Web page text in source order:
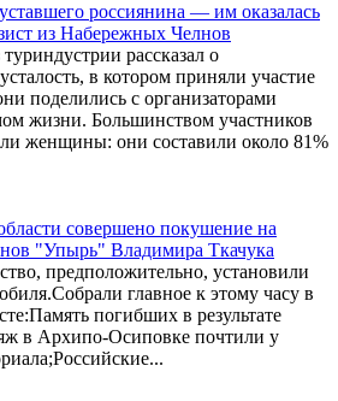
россиянина — им оказалась
из Набережных Челнов
рассказал о
в котором приняли участие
поделились с организаторами
жизни. Большинством участников
женщины: они составили около 81%
совершено покушение на
"Упырь" Владимира Ткачука
предположительно, установили
главное к этому часу в
погибших в результате
в Архипо-Осиповке почтили у